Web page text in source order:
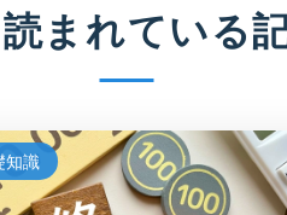
まれている
知識